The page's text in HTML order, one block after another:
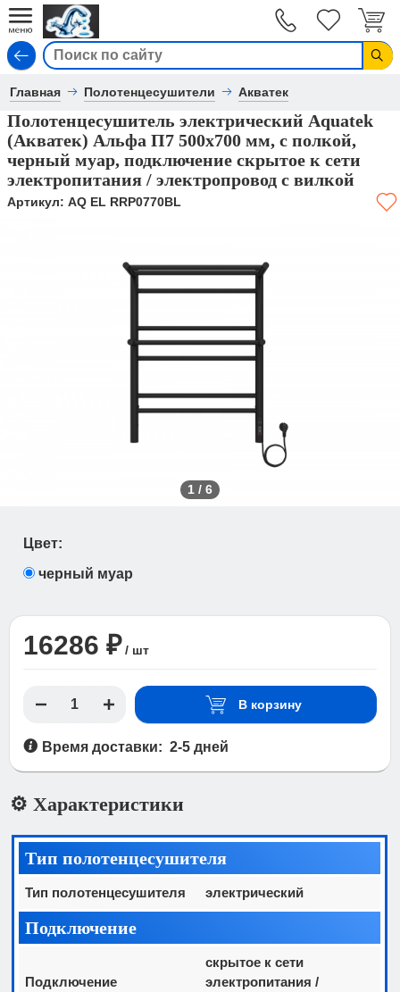
Главная Полотенцесушители Акватек
Полотенцесушитель электрический Aquatek
(Акватек) Альфа П7 500х700 мм, с полкой,
черный муар, подключение скрытое к сети
электропитания / электропровод с вилкой
Артикул: AQ EL RRP0770BL
1 / 6
Цвет:
черный муар
16286 ₽ / шт
В корзину
Время доставки: 2-5 дней
⚙️ Характеристики
Тип полотенцесушителя
Тип полотенцесушителя электрический
Подключение
Подключение
скрытое к сети
электропитания /